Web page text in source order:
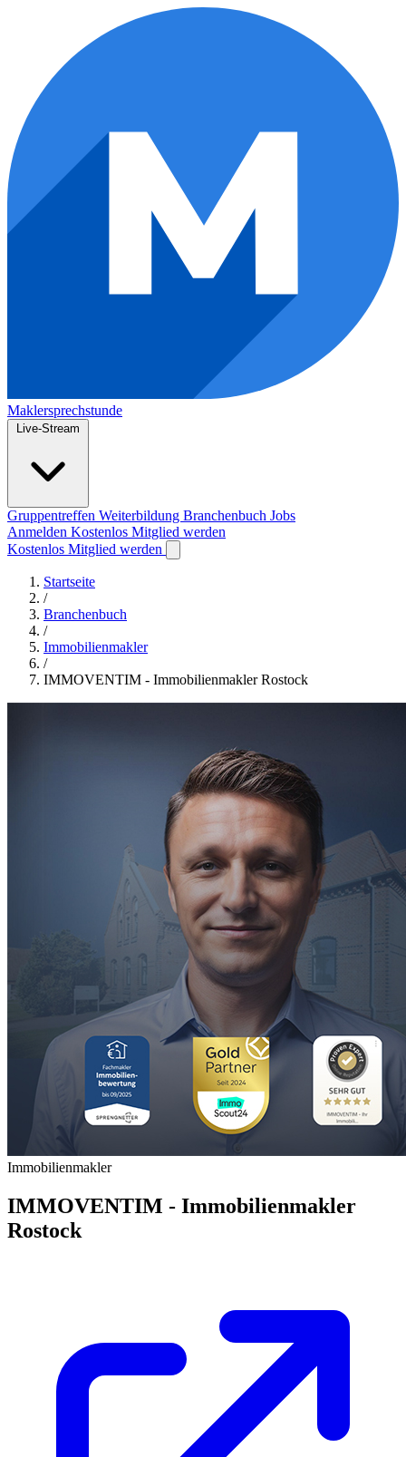
Maklersprechstunde
Live-Stream
Gruppentreffen Weiterbildung Branchenbuch Jobs
Anmelden Kostenlos Mitglied werden
Kostenlos Mitglied werden
Startseite
/
Branchenbuch
/
Immobilienmakler
/
IMMOVENTIM - Immobilienmakler Rostock
Immobilienmakler
IMMOVENTIM - Immobilienmakler
Rostock